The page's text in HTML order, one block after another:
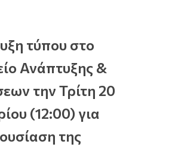
τύπου στο
Ανάπτυξης &
την Τρίτη 20
(12:00) για
της